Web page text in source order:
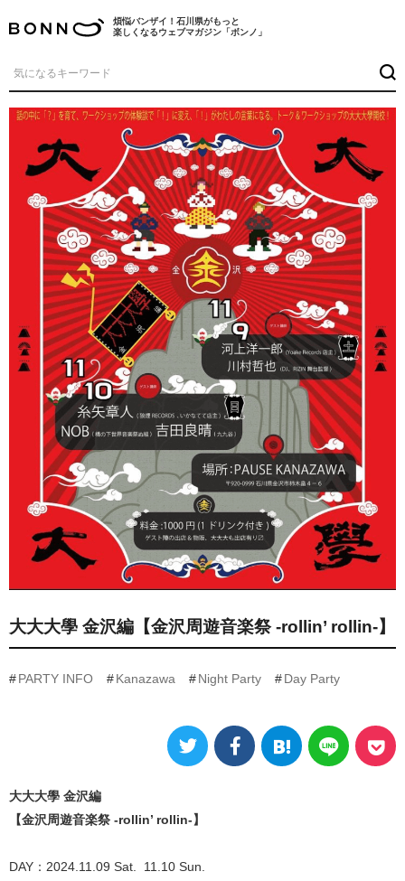
煩悩バンザイ！石川県がもっと
楽しくなるウェブマガジン「ボンノ」
大大大學 金沢編【金沢周遊音楽祭 -rollin’ rollin-】
PARTY INFO Kanazawa Night Party Day Party
大大大學 金沢編
【金沢周遊音楽祭 -rollin’ rollin-】
DAY：2024.11.09 Sat. 11.10 Sun.